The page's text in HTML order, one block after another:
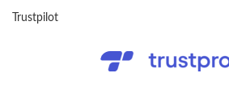
Trustpilot